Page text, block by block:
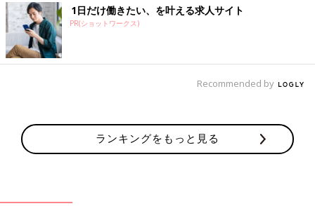
1日だけ働きたい、を叶える求人サイト
PR(ショットワークス)
Recommended by
ランキングをもっと見る